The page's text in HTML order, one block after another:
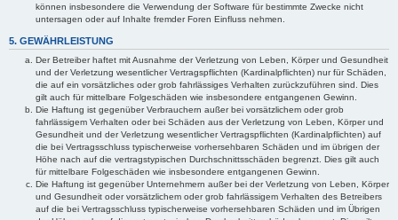
können insbesondere die Verwendung der Software für bestimmte Zwecke nicht
untersagen oder auf Inhalte fremder Foren Einfluss nehmen.
5. GEWÄHRLEISTUNG
Der Betreiber haftet mit Ausnahme der Verletzung von Leben, Körper und Gesundheit
und der Verletzung wesentlicher Vertragspflichten (Kardinalpflichten) nur für Schäden,
die auf ein vorsätzliches oder grob fahrlässiges Verhalten zurückzuführen sind. Dies
gilt auch für mittelbare Folgeschäden wie insbesondere entgangenen Gewinn.
Die Haftung ist gegenüber Verbrauchern außer bei vorsätzlichem oder grob
fahrlässigem Verhalten oder bei Schäden aus der Verletzung von Leben, Körper und
Gesundheit und der Verletzung wesentlicher Vertragspflichten (Kardinalpflichten) auf
die bei Vertragsschluss typischerweise vorhersehbaren Schäden und im übrigen der
Höhe nach auf die vertragstypischen Durchschnittsschäden begrenzt. Dies gilt auch
für mittelbare Folgeschäden wie insbesondere entgangenen Gewinn.
Die Haftung ist gegenüber Unternehmern außer bei der Verletzung von Leben, Körper
und Gesundheit oder vorsätzlichem oder grob fahrlässigem Verhalten des Betreibers
auf die bei Vertragsschluss typischerweise vorhersehbaren Schäden und im Übrigen